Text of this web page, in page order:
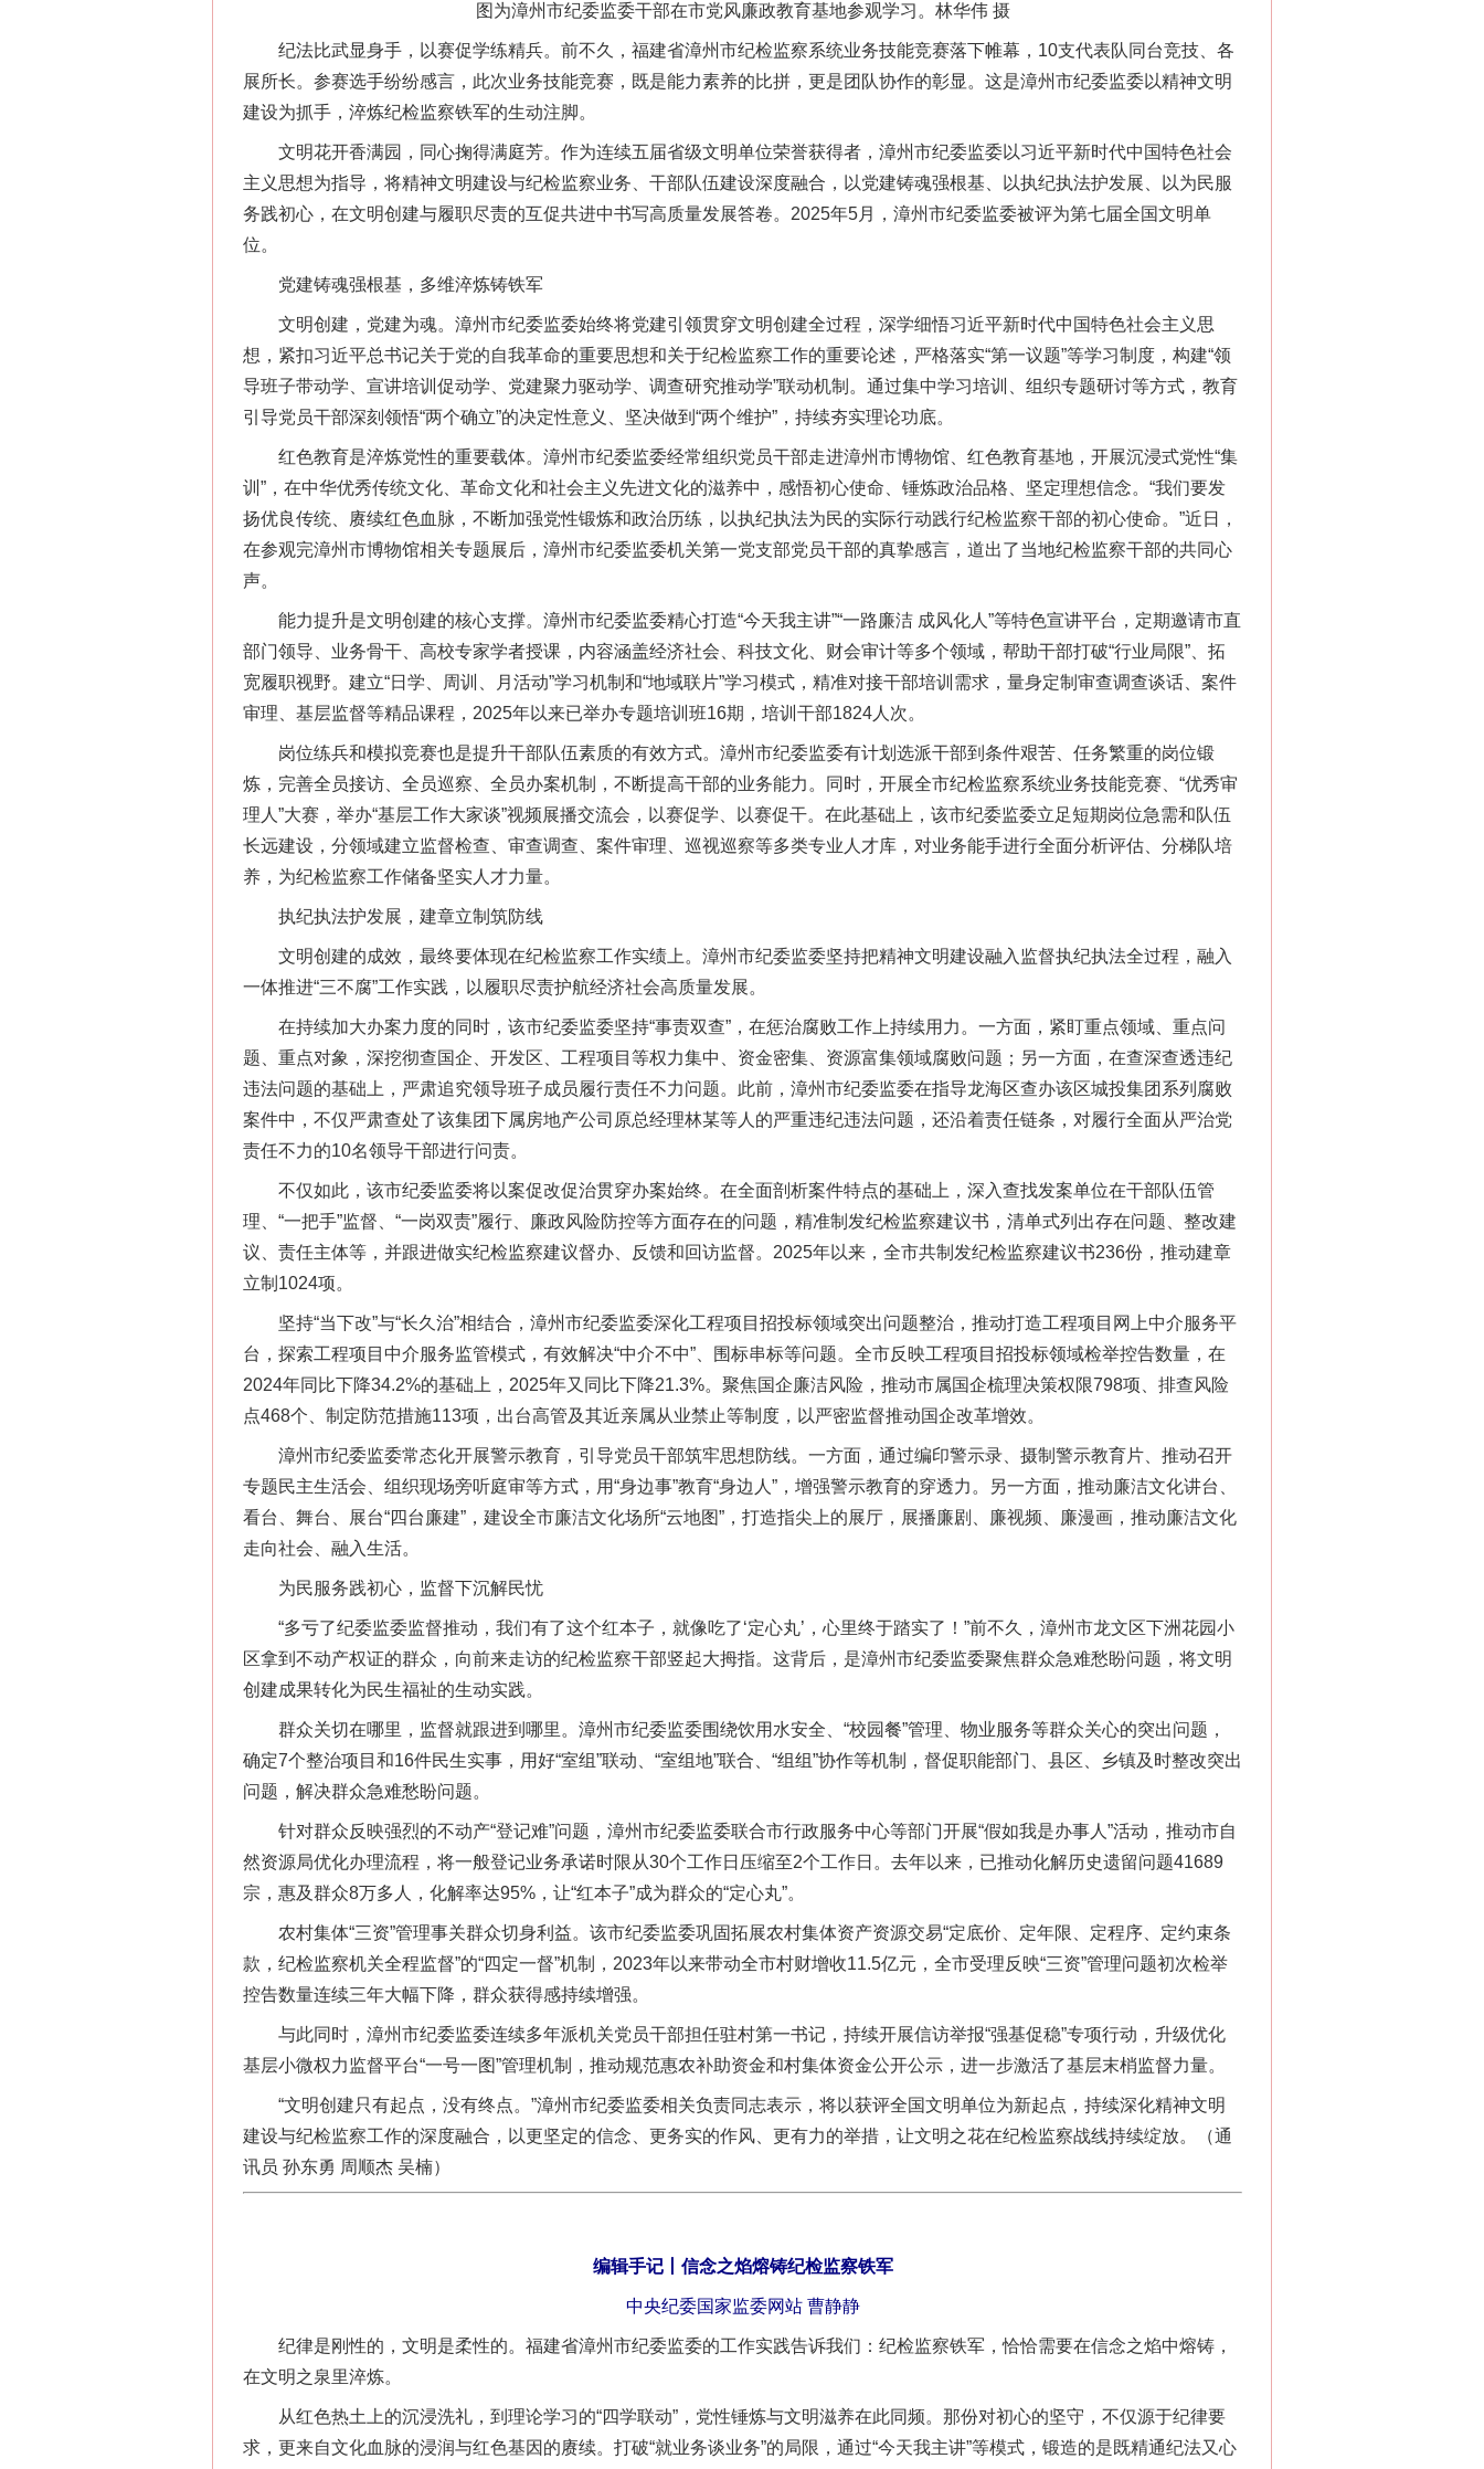
图为漳州市纪委监委干部在市党风廉政教育基地参观学习。林华伟 摄
纪法比武显身手，以赛促学练精兵。前不久，福建省漳州市纪检监察系统业务技能竞赛落下帷幕，10支代表队同台竞技、各
展所长。参赛选手纷纷感言，此次业务技能竞赛，既是能力素养的比拼，更是团队协作的彰显。这是漳州市纪委监委以精神文明
建设为抓手，淬炼纪检监察铁军的生动注脚。
文明花开香满园，同心掬得满庭芳。作为连续五届省级文明单位荣誉获得者，漳州市纪委监委以习近平新时代中国特色社会
主义思想为指导，将精神文明建设与纪检监察业务、干部队伍建设深度融合，以党建铸魂强根基、以执纪执法护发展、以为民服
务践初心，在文明创建与履职尽责的互促共进中书写高质量发展答卷。2025年5月，漳州市纪委监委被评为第七届全国文明单
位。
党建铸魂强根基，多维淬炼铸铁军
文明创建，党建为魂。漳州市纪委监委始终将党建引领贯穿文明创建全过程，深学细悟习近平新时代中国特色社会主义思
想，紧扣习近平总书记关于党的自我革命的重要思想和关于纪检监察工作的重要论述，严格落实“第一议题”等学习制度，构建“领
导班子带动学、宣讲培训促动学、党建聚力驱动学、调查研究推动学”联动机制。通过集中学习培训、组织专题研讨等方式，教育
引导党员干部深刻领悟“两个确立”的决定性意义、坚决做到“两个维护”，持续夯实理论功底。
红色教育是淬炼党性的重要载体。漳州市纪委监委经常组织党员干部走进漳州市博物馆、红色教育基地，开展沉浸式党性“集
训”，在中华优秀传统文化、革命文化和社会主义先进文化的滋养中，感悟初心使命、锤炼政治品格、坚定理想信念。“我们要发
扬优良传统、赓续红色血脉，不断加强党性锻炼和政治历练，以执纪执法为民的实际行动践行纪检监察干部的初心使命。”近日，
在参观完漳州市博物馆相关专题展后，漳州市纪委监委机关第一党支部党员干部的真挚感言，道出了当地纪检监察干部的共同心
声。
能力提升是文明创建的核心支撑。漳州市纪委监委精心打造“今天我主讲”“一路廉洁 成风化人”等特色宣讲平台，定期邀请市直
部门领导、业务骨干、高校专家学者授课，内容涵盖经济社会、科技文化、财会审计等多个领域，帮助干部打破“行业局限”、拓
宽履职视野。建立“日学、周训、月活动”学习机制和“地域联片”学习模式，精准对接干部培训需求，量身定制审查调查谈话、案件
审理、基层监督等精品课程，2025年以来已举办专题培训班16期，培训干部1824人次。
岗位练兵和模拟竞赛也是提升干部队伍素质的有效方式。漳州市纪委监委有计划选派干部到条件艰苦、任务繁重的岗位锻
炼，完善全员接访、全员巡察、全员办案机制，不断提高干部的业务能力。同时，开展全市纪检监察系统业务技能竞赛、“优秀审
理人”大赛，举办“基层工作大家谈”视频展播交流会，以赛促学、以赛促干。在此基础上，该市纪委监委立足短期岗位急需和队伍
长远建设，分领域建立监督检查、审查调查、案件审理、巡视巡察等多类专业人才库，对业务能手进行全面分析评估、分梯队培
养，为纪检监察工作储备坚实人才力量。
执纪执法护发展，建章立制筑防线
文明创建的成效，最终要体现在纪检监察工作实绩上。漳州市纪委监委坚持把精神文明建设融入监督执纪执法全过程，融入
一体推进“三不腐”工作实践，以履职尽责护航经济社会高质量发展。
在持续加大办案力度的同时，该市纪委监委坚持“事责双查”，在惩治腐败工作上持续用力。一方面，紧盯重点领域、重点问
题、重点对象，深挖彻查国企、开发区、工程项目等权力集中、资金密集、资源富集领域腐败问题；另一方面，在查深查透违纪
违法问题的基础上，严肃追究领导班子成员履行责任不力问题。此前，漳州市纪委监委在指导龙海区查办该区城投集团系列腐败
案件中，不仅严肃查处了该集团下属房地产公司原总经理林某等人的严重违纪违法问题，还沿着责任链条，对履行全面从严治党
责任不力的10名领导干部进行问责。
不仅如此，该市纪委监委将以案促改促治贯穿办案始终。在全面剖析案件特点的基础上，深入查找发案单位在干部队伍管
理、“一把手”监督、“一岗双责”履行、廉政风险防控等方面存在的问题，精准制发纪检监察建议书，清单式列出存在问题、整改建
议、责任主体等，并跟进做实纪检监察建议督办、反馈和回访监督。2025年以来，全市共制发纪检监察建议书236份，推动建章
立制1024项。
坚持“当下改”与“长久治”相结合，漳州市纪委监委深化工程项目招投标领域突出问题整治，推动打造工程项目网上中介服务平
台，探索工程项目中介服务监管模式，有效解决“中介不中”、围标串标等问题。全市反映工程项目招投标领域检举控告数量，在
2024年同比下降34.2%的基础上，2025年又同比下降21.3%。聚焦国企廉洁风险，推动市属国企梳理决策权限798项、排查风险
点468个、制定防范措施113项，出台高管及其近亲属从业禁止等制度，以严密监督推动国企改革增效。
漳州市纪委监委常态化开展警示教育，引导党员干部筑牢思想防线。一方面，通过编印警示录、摄制警示教育片、推动召开
专题民主生活会、组织现场旁听庭审等方式，用“身边事”教育“身边人”，增强警示教育的穿透力。另一方面，推动廉洁文化讲台、
看台、舞台、展台“四台廉建”，建设全市廉洁文化场所“云地图”，打造指尖上的展厅，展播廉剧、廉视频、廉漫画，推动廉洁文化
走向社会、融入生活。
为民服务践初心，监督下沉解民忧
“多亏了纪委监委监督推动，我们有了这个红本子，就像吃了‘定心丸’，心里终于踏实了！”前不久，漳州市龙文区下洲花园小
区拿到不动产权证的群众，向前来走访的纪检监察干部竖起大拇指。这背后，是漳州市纪委监委聚焦群众急难愁盼问题，将文明
创建成果转化为民生福祉的生动实践。
群众关切在哪里，监督就跟进到哪里。漳州市纪委监委围绕饮用水安全、“校园餐”管理、物业服务等群众关心的突出问题，
确定7个整治项目和16件民生实事，用好“室组”联动、“室组地”联合、“组组”协作等机制，督促职能部门、县区、乡镇及时整改突出
问题，解决群众急难愁盼问题。
针对群众反映强烈的不动产“登记难”问题，漳州市纪委监委联合市行政服务中心等部门开展“假如我是办事人”活动，推动市自
然资源局优化办理流程，将一般登记业务承诺时限从30个工作日压缩至2个工作日。去年以来，已推动化解历史遗留问题41689
宗，惠及群众8万多人，化解率达95%，让“红本子”成为群众的“定心丸”。
农村集体“三资”管理事关群众切身利益。该市纪委监委巩固拓展农村集体资产资源交易“定底价、定年限、定程序、定约束条
款，纪检监察机关全程监督”的“四定一督”机制，2023年以来带动全市村财增收11.5亿元，全市受理反映“三资”管理问题初次检举
控告数量连续三年大幅下降，群众获得感持续增强。
与此同时，漳州市纪委监委连续多年派机关党员干部担任驻村第一书记，持续开展信访举报“强基促稳”专项行动，升级优化
基层小微权力监督平台“一号一图”管理机制，推动规范惠农补助资金和村集体资金公开公示，进一步激活了基层末梢监督力量。
“文明创建只有起点，没有终点。”漳州市纪委监委相关负责同志表示，将以获评全国文明单位为新起点，持续深化精神文明
建设与纪检监察工作的深度融合，以更坚定的信念、更务实的作风、更有力的举措，让文明之花在纪检监察战线持续绽放。（通
讯员 孙东勇 周顺杰 吴楠）
编辑手记丨信念之焰熔铸纪检监察铁军
中央纪委国家监委网站 曹静静
纪律是刚性的，文明是柔性的。福建省漳州市纪委监委的工作实践告诉我们：纪检监察铁军，恰恰需要在信念之焰中熔铸，
在文明之泉里淬炼。
从红色热土上的沉浸洗礼，到理论学习的“四学联动”，党性锤炼与文明滋养在此同频。那份对初心的坚守，不仅源于纪律要
求，更来自文化血脉的浸润与红色基因的赓续。打破“就业务谈业务”的局限，通过“今天我主讲”等模式，锻造的是既精通纪法又心
茶叶“炒上天”